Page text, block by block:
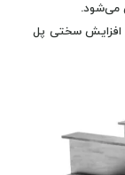
می‌شود.
افزایش سختی پل